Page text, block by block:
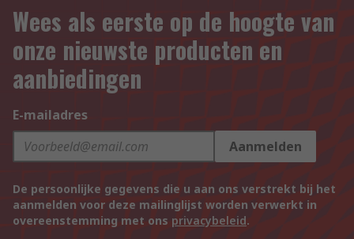
Wees als eerste op de hoogte van
onze nieuwste producten en
aanbiedingen
E-mailadres
Aanmelden
De persoonlijke gegevens die u aan ons verstrekt bij het
aanmelden voor deze mailinglijst worden verwerkt in
overeenstemming met ons privacybeleid.